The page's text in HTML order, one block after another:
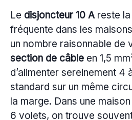
Le disjoncteur 10 Areste la
fréquente dans les
un nombre raisonnable de
section de câble en 1,5
d’alimenter sereinement 4
standard sur un même
la marge. Dans une
6 volets, on trouve